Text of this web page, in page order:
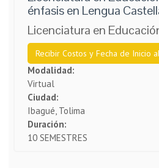
énfasis en Lengua
Licenciatura en
Recibir Costos y Fecha de Inicio
Modalidad:
Virtual
Ciudad:
Ibagué, Tolima
Duración:
10 SEMESTRES